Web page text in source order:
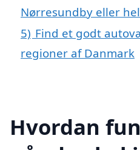
Nørresundby eller
5) Find et godt
regioner af Danmark
Hvordan